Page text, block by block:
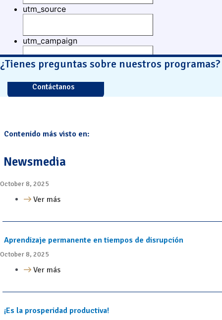
¿Tienes preguntas sobre nuestros programas?
Contáctanos
Contenido más visto en:
Newsmedia
October 8, 2025
Ver más
Aprendizaje permanente en tiempos de disrupción
October 8, 2025
Ver más
¡Es la prosperidad productiva!